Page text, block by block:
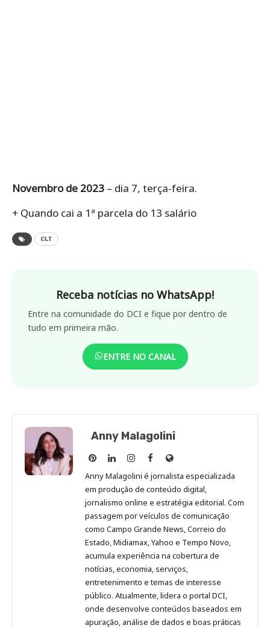
Novembro de 2023 – dia 7, terça-feira.
+ Quando cai a 1ª parcela do 13 salário
CLT
Receba notícias no WhatsApp!
Entre na comunidade do DCI e fique por dentro de
tudo em primeira mão.
ENTRE NO CANAL
Anny Malagolini
Anny
Malagolini
no
Pinterest
Anny
Malagolini
no
LinkedIn
Anny
Malagolini
no
Instagram
Anny
Malagolini
no
Facebook
Site
de
Anny
Malagolini
Anny Malagolini é jornalista especializada
em produção de conteúdo digital,
jornalismo online e estratégia editorial. Com
passagem por veículos de comunicação
como Campo Grande News, Correio do
Estado, Midiamax, Yahoo e Tempo Novo,
acumula experiência na cobertura de
notícias, economia, serviços,
entretenimento e temas de interesse
público. Atualmente, lidera o portal DCI,
onde desenvolve conteúdos baseados em
apuração, análise de dados e boas práticas